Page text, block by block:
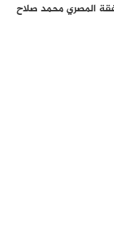
المصري محمد صلاح